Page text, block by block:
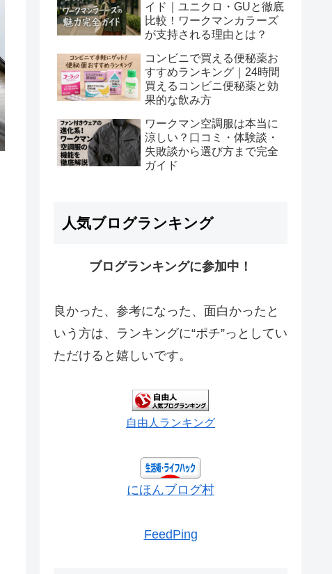
イド｜ユニクロ・GUと徹底
比較！ワークマンカラーズ
が支持される理由とは？
コンビニで買える便秘薬お
すすめランキング｜24時間
買えるコンビニ便秘薬と効
果的な飲み方
ワークマン空調服は本当に
涼しい？口コミ・体験談・
失敗談から選び方まで完全
ガイド
人気ブログランキング
ブログランキングに参加中！
良かった、参考になった、面白かったと
いう方は、ランキングに“ポチ”っとしてい
ただけると嬉しいです。
自由人ランキング
にほんブログ村
FeedPing